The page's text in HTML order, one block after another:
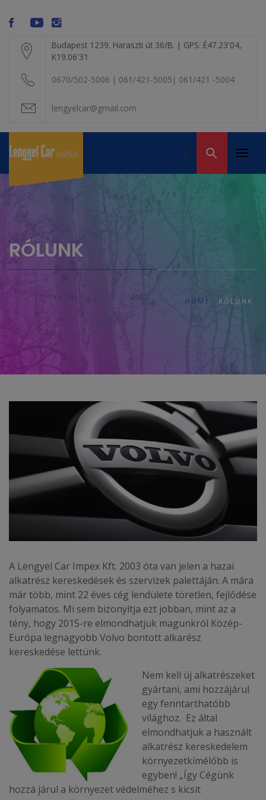
Budapest 1239. Haraszti út 36/B. | GPS: É47.23'04,
K19.06'31
0670/502-5006 | 061/421-5005| 061/421 -5004
lengyelcar@gmail.com
LENGYEL CAR
IMPEX KFT. – A
Menu
RÓLUNK
HOME RÓLUNK
A Lengyel Car Impex Kft. 2003 óta van jelen a hazai
alkatrész kereskedések és szervizek palettáján. A mára
már több, mint 22 éves cég lendülete töretlen, fejlődése
folyamatos. Mi sem bizonyítja ezt jobban, mint az a
tény, hogy 2015-re elmondhatjuk magunkról Közép-
Európa legnagyobb Volvo bontott alkarész
kereskedése lettünk.
Nem kell új alkatrészeket
gyártani, ami hozzájárul
egy fenntarthatóbb
világhoz. Ez által
elmondhatjuk a használt
alkatrész kereskedelem
környezetkímélőbb is
egyben! „Így Cégünk
hozzá járul a környezet védelméhez s kicsit